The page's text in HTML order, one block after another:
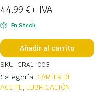
44,99 €+ IVA
En Stock
Añadir al carrito
SKU: CRA1-003
Categoría: CARTER DE
ACEITE, LUBRICACIÓN